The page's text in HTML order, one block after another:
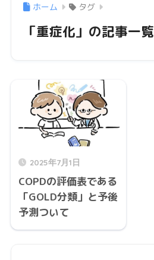
ホーム タグ
「重症化」の記事一覧
2025年7月1日
COPDの評価表である
「GOLD分類」と予後
予測ついて